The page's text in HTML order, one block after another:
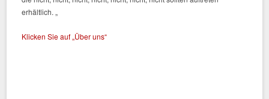
erhältlich. „
Klicken Sie auf „Über uns“